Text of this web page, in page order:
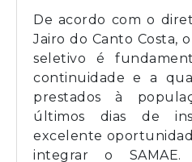
De acordo com o
Jairo do Canto Costa,
seletivo é
continuidade e a
prestados à
últimos dias de
excelente
integrar o